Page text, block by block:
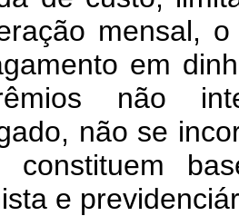
mensal,
em
não
não se
e